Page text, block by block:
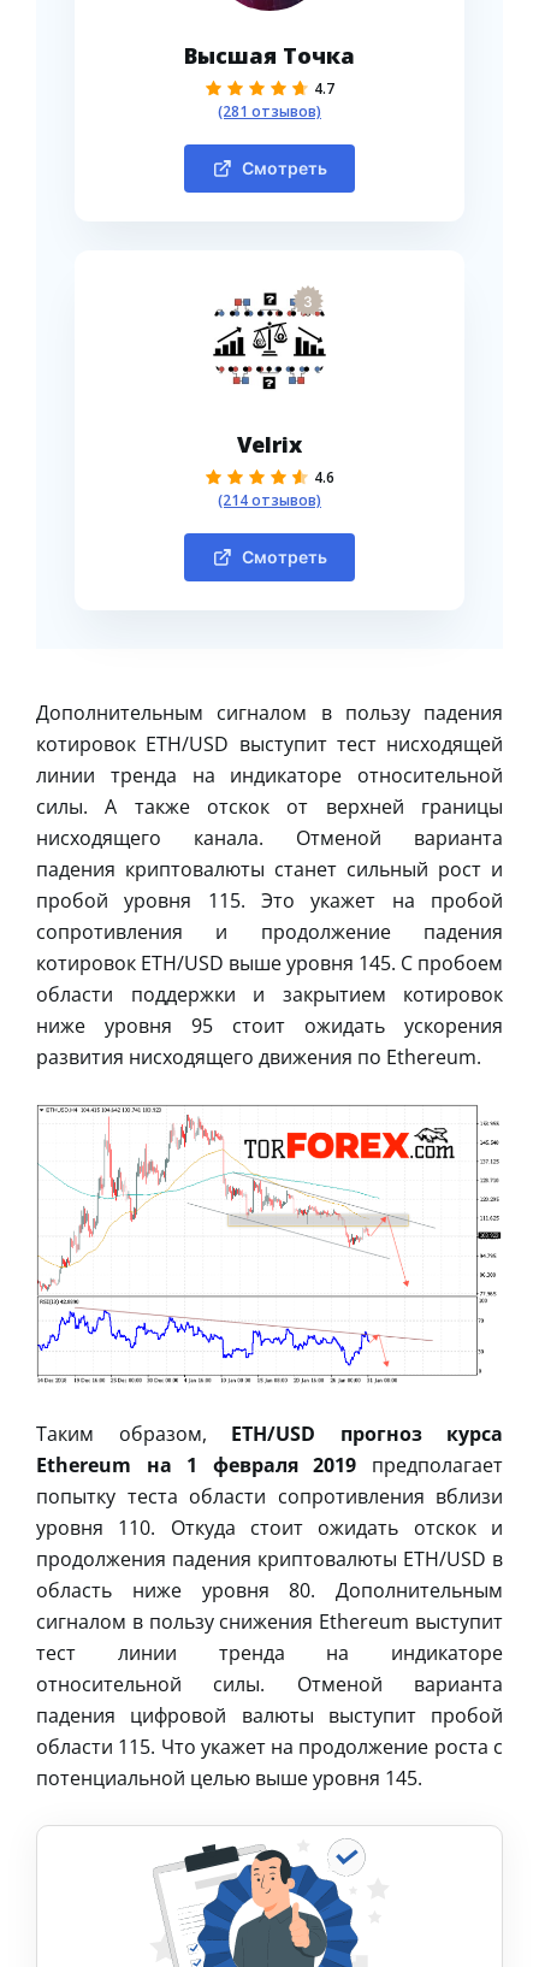
Высшая Точка
4.7
(281 отзывов)
Смотреть
3
Velrix
4.6
(214 отзывов)
Смотреть
Дополнительным сигналом в пользу падения
котировок ETH/USD выступит тест нисходящей
линии тренда на индикаторе относительной
силы. А также отскок от верхней границы
нисходящего канала. Отменой варианта
падения криптовалюты станет сильный рост и
пробой уровня 115. Это укажет на пробой
сопротивления и продолжение падения
котировок ETH/USD выше уровня 145. С пробоем
области поддержки и закрытием котировок
ниже уровня 95 стоит ожидать ускорения
развития нисходящего движения по Ethereum.
Таким образом, ETH/USD прогноз курса
Ethereum на 1 февраля 2019 предполагает
попытку теста области сопротивления вблизи
уровня 110. Откуда стоит ожидать отскок и
продолжения падения криптовалюты ETH/USD в
область ниже уровня 80. Дополнительным
сигналом в пользу снижения Ethereum выступит
тест линии тренда на индикаторе
относительной силы. Отменой варианта
падения цифровой валюты выступит пробой
области 115. Что укажет на продолжение роста с
потенциальной целью выше уровня 145.